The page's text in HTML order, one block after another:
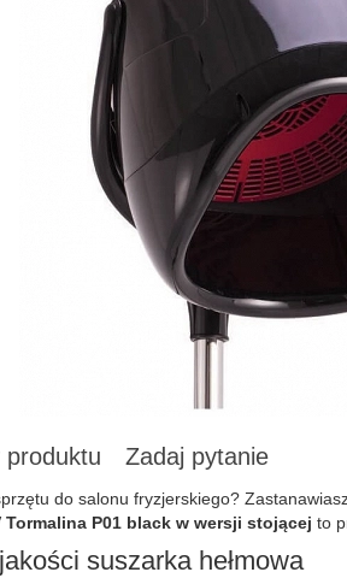
produktu Zadaj pytanie
do salonu fryzjerskiego?
Tormalina P01 black w wersji stojącej to
suszarka hełmowa